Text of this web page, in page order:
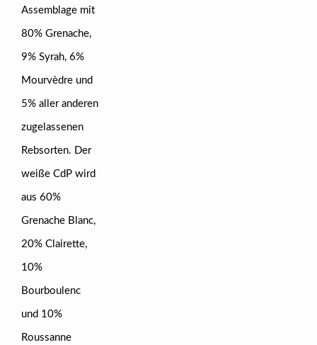
Assemblage mit
80% Grenache,
9% Syrah, 6%
Mourvèdre und
5% aller anderen
zugelassenen
Rebsorten. Der
weiße CdP wird
aus 60%
Grenache Blanc,
20% Clairette,
10%
Bourboulenc
und 10%
Roussanne